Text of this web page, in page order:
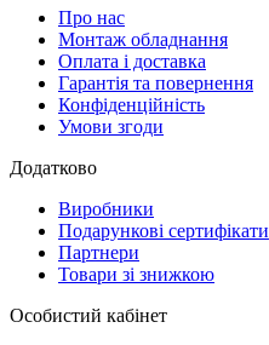
Про нас
Монтаж обладнання
Оплата і доставка
Гарантія та повернення
Конфіденційність
Умови згоди
Додатково
Виробники
Подарункові сертифікати
Партнери
Товари зі знижкою
Особистий кабінет